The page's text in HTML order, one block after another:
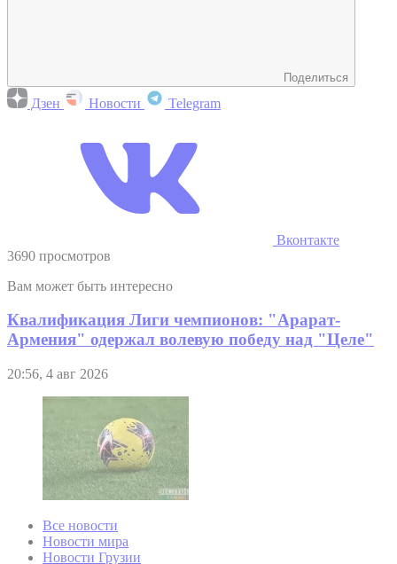
Поделиться
Дзен Новости Telegram
Вконтакте
3690 просмотров
Вам может быть интересно
Квалификация Лиги чемпионов: "Арарат-
Армения" одержал волевую победу над "Целе"
20:56, 4 авг 2026
Все новости
Новости мира
Новости Грузии